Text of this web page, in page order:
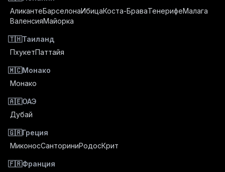
АликантеБарселонаИбицаКоста-БраваТенерифеМалага
ВаленсияМайорка
🇹🇭Таиланд
ПхукетПаттайя
🇲🇨Монако
Монако
🇦🇪ОАЭ
Дубай
🇬🇷Греция
МиконосСанториниРодосКрит
🇫🇷Франция